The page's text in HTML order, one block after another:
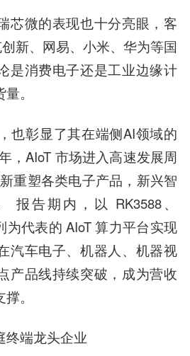
芯微的表现也十分亮眼，客
新、网易、小米、华为等国
是消费电子还是工业边缘计
。
也彰显了其在端侧AI领域的
，AIoT 市场进入高速发展周
重塑各类电子产品，新兴智
报告期内，以 RK3588、
为代表的 AIoT 算力平台实现
汽车电子、机器人、机器视
产品线持续突破，成为营收
。
终端龙头企业